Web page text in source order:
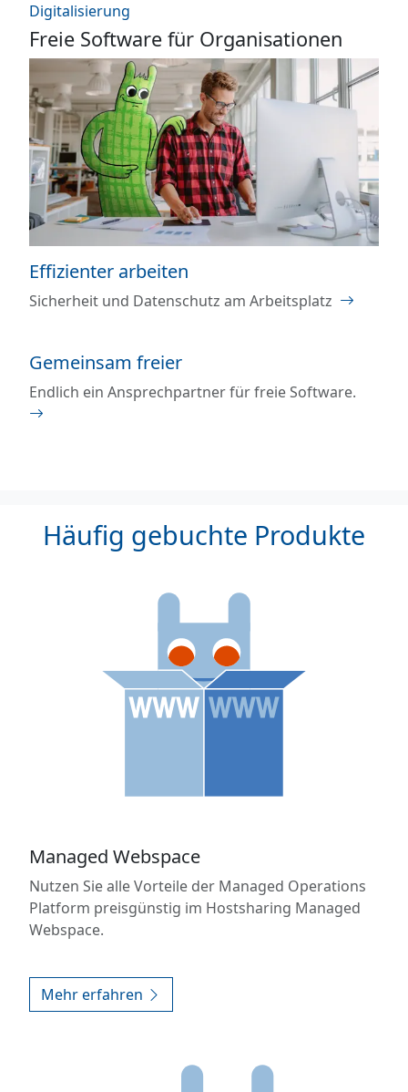
Digitalisierung
Freie Software für Organisationen
Effizienter arbeiten
Sicherheit und Datenschutz am Arbeitsplatz
Gemeinsam freier
Endlich ein Ansprechpartner für freie Software.
Häufig gebuchte Produkte
Managed Webspace
Nutzen Sie alle Vorteile der Managed Operations
Platform preisgünstig im Hostsharing Managed
Webspace.
Mehr erfahren